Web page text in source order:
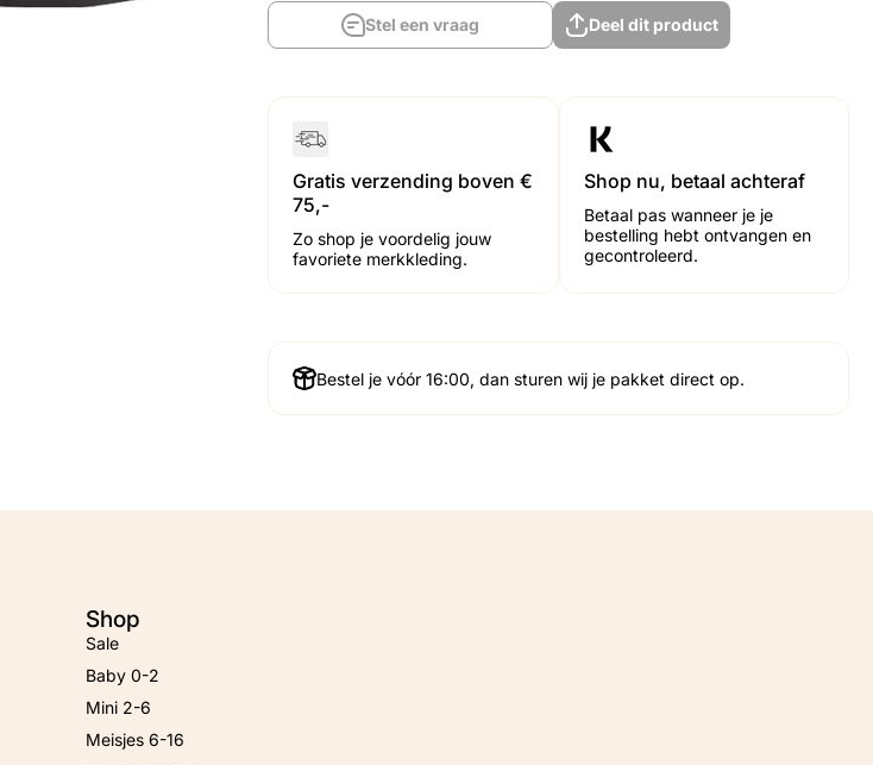
Stel een vraag
Deel dit product
Gratis verzending boven €
75,-
Zo shop je voordelig jouw
favoriete merkkleding.
Shop nu, betaal achteraf
Betaal pas wanneer je je
bestelling hebt ontvangen en
gecontroleerd.
Bestel je vóór 16:00, dan sturen wij je pakket direct op.
Shop
Sale
Baby 0-2
Mini 2-6
Meisjes 6-16